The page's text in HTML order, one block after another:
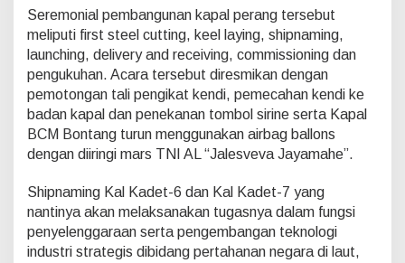
Seremonial pembangunan kapal perang tersebut
meliputi first steel cutting, keel laying, shipnaming,
launching, delivery and receiving, commissioning dan
pengukuhan. Acara tersebut diresmikan dengan
pemotongan tali pengikat kendi, pemecahan kendi ke
badan kapal dan penekanan tombol sirine serta Kapal
BCM Bontang turun menggunakan airbag ballons
dengan diiringi mars TNI AL “Jalesveva Jayamahe”.
Shipnaming Kal Kadet-6 dan Kal Kadet-7 yang
nantinya akan melaksanakan tugasnya dalam fungsi
penyelenggaraan serta pengembangan teknologi
industri strategis dibidang pertahanan negara di laut,